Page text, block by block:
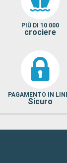
PIÙ DI 10 000
crociere
PAGAMENTO IN
Sicuro